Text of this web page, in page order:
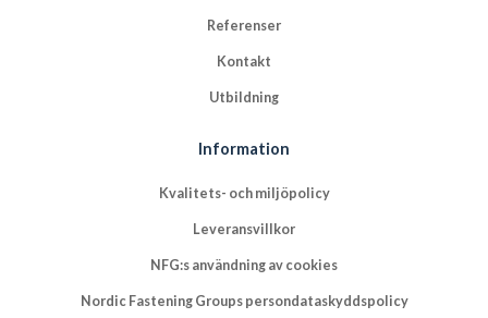
Referenser
Kontakt
Utbildning
Information
Kvalitets- och miljöpolicy
Leveransvillkor
NFG:s användning av cookies
Nordic Fastening Groups persondataskyddspolicy